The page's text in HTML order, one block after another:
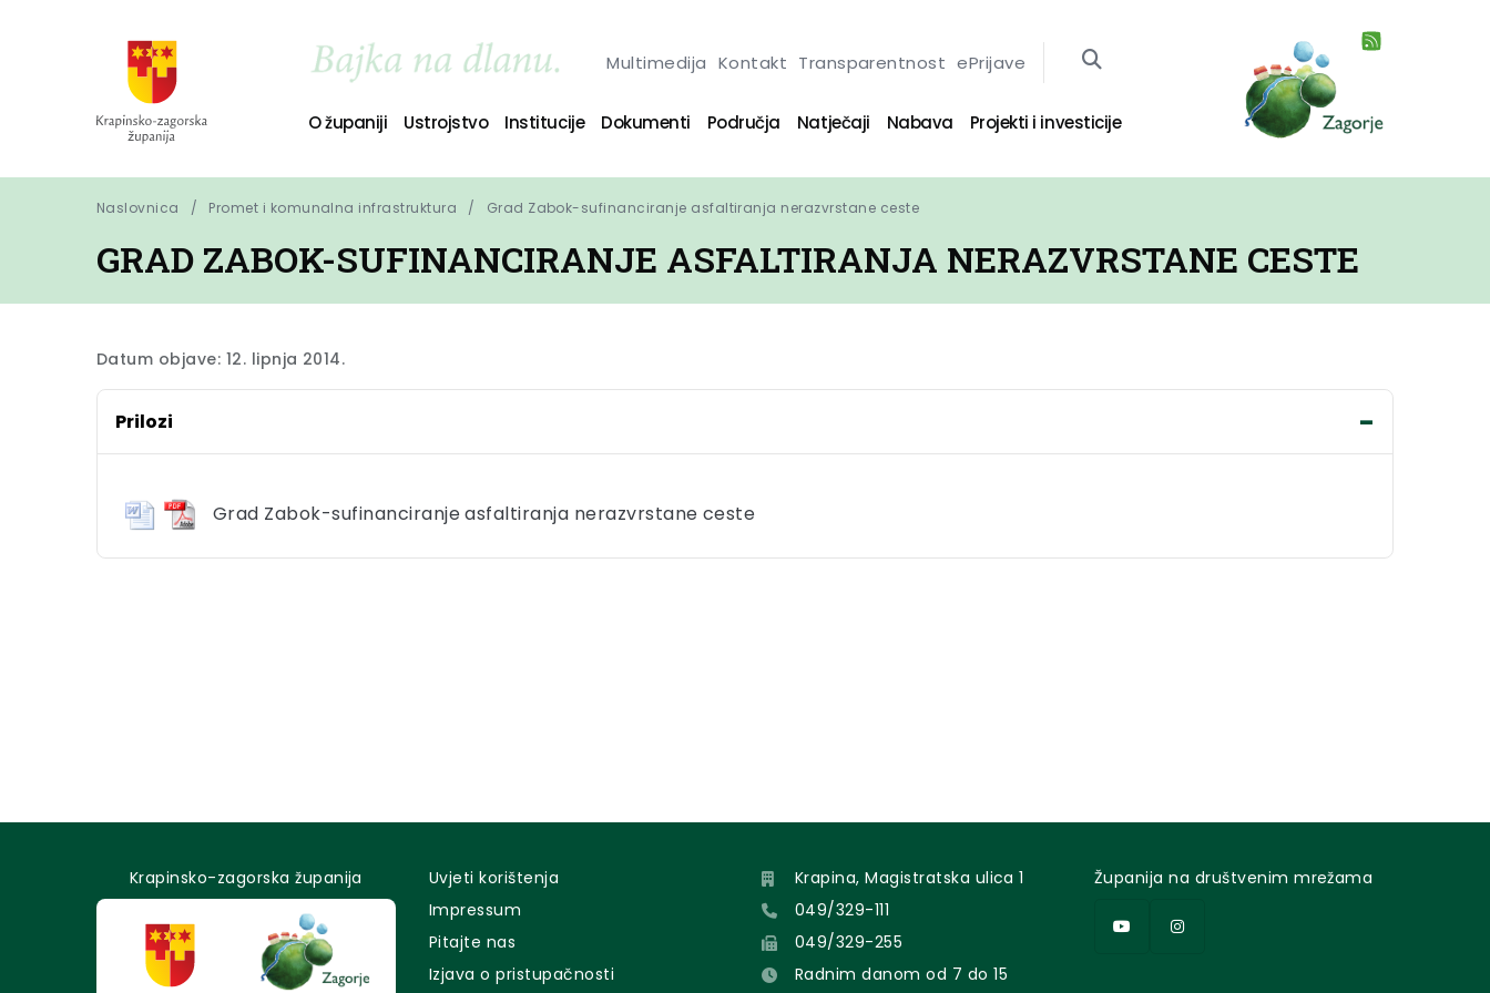
Multimedija Kontakt Transparentnost ePrijave
O županiji Ustrojstvo Institucije Dokumenti Područja Natječaji Nabava Projekti i investicije
Naslovnica Promet i komunalna infrastruktura Grad Zabok-sufinanciranje asfaltiranja nerazvrstane ceste
GRAD ZABOK-SUFINANCIRANJE ASFALTIRANJA NERAZVRSTANE CESTE
Datum objave: 12. lipnja 2014.
Prilozi
Grad Zabok-sufinanciranje asfaltiranja nerazvrstane ceste
Krapinsko-zagorska županija
Uvjeti korištenja
Impressum
Pitajte nas
Izjava o pristupačnosti
Krapina, Magistratska ulica 1
049/329-111
049/329-255
Radnim danom od 7 do 15
Županija na društvenim mrežama